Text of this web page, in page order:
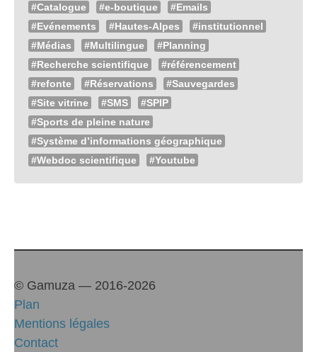
#Catalogue
#e-boutique
#Emails
#Evénements
#Hautes-Alpes
#institutionnel
#Médias
#Multilingue
#Planning
#Recherche scientifique
#référencement
#refonte
#Réservations
#Sauvegardes
#Site vitrine
#SMS
#SPIP
#Sports de pleine nature
#Système d’informations géographique
#Webdoc scientifique
#Youtube
© Gamuza — 2016-2026
Plan
Mentions légales
Contact